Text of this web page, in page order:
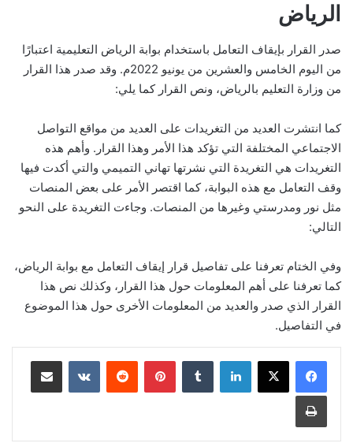
الرياض
صدر القرار بإيقاف التعامل باستخدام بوابة الرياض التعليمية اعتبارًا
من اليوم الخامس والعشرين من يونيو 2022م. وقد صدر هذا القرار
من وزارة التعليم بالرياض، ونص القرار كما يلي:
كما انتشرت العديد من التغريدات على العديد من مواقع التواصل
الاجتماعي المختلفة التي تؤكد هذا الأمر وهذا القرار. وأهم هذه
التغريدات هي التغريدة التي نشرتها تهاني التميمي والتي أكدت فيها
وقف التعامل مع هذه البوابة، كما اقتصر الأمر على بعض المنصات
مثل نور ومدرستي وغيرها من المنصات. وجاءت التغريدة على النحو
التالي:
وفي الختام تعرفنا على تفاصيل قرار إيقاف التعامل مع بوابة الرياض،
كما تعرفنا على أهم المعلومات حول هذا القرار، وكذلك نص هذا
القرار الذي صدر والعديد من المعلومات الأخرى حول هذا الموضوع
في التفاصيل.
لينكدإن بينتيريست مشاركة عبر البريد
طباعة